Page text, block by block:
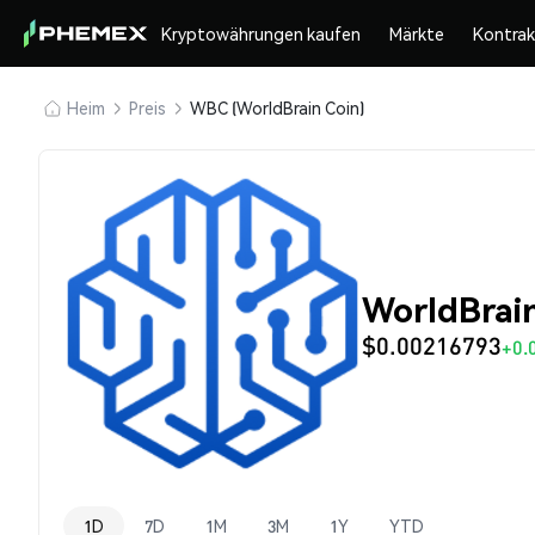
Kryptowährungen kaufen Märkte
Heim Preis WBC (WorldBrain Coin)
$0.00216793
1D 7D 1M 3M 1Y YTD